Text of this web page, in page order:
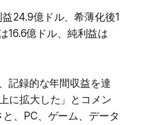
24.9億ドル、希薄化後1
16.6億ドル、純利益は
記録的な年間収益を達
に拡大した」とコメン
、PC、ゲーム、データ